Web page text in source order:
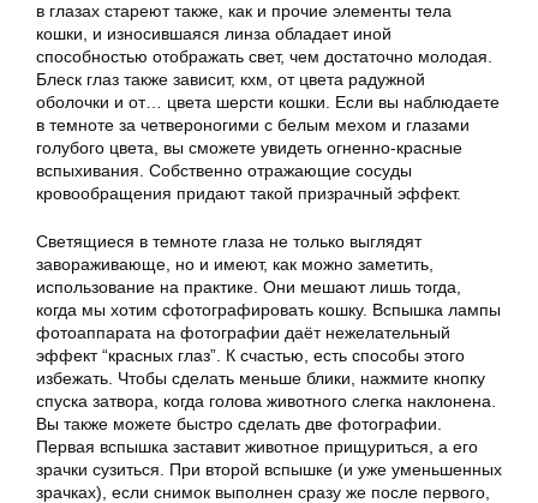
в глазах стареют также, как и прочие элементы тела
кошки, и износившаяся линза обладает иной
способностью отображать свет, чем достаточно молодая.
Блеск глаз также зависит, кхм, от цвета радужной
оболочки и от… цвета шерсти кошки. Если вы наблюдаете
в темноте за четвероногими с белым мехом и глазами
голубого цвета, вы сможете увидеть огненно-красные
вспыхивания. Собственно отражающие сосуды
кровообращения придают такой призрачный эффект.
Светящиеся в темноте глаза не только выглядят
завораживающе, но и имеют, как можно заметить,
использование на практике. Они мешают лишь тогда,
когда мы хотим сфотографировать кошку. Вспышка лампы
фотоаппарата на фотографии даёт нежелательный
эффект “красных глаз”. К счастью, есть способы этого
избежать. Чтобы сделать меньше блики, нажмите кнопку
спуска затвора, когда голова животного слегка наклонена.
Вы также можете быстро сделать две фотографии.
Первая вспышка заставит животное прищуриться, а его
зрачки сузиться. При второй вспышке (и уже уменьшенных
зрачках), если снимок выполнен сразу же после первого,